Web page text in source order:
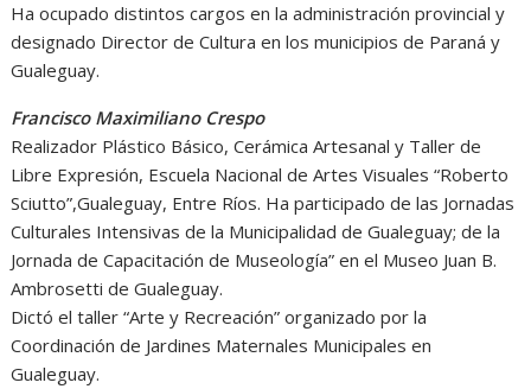
Ha ocupado distintos cargos en la administración provincial y
designado Director de Cultura en los municipios de Paraná y
Gualeguay.
Francisco Maximiliano Crespo
Realizador Plástico Básico, Cerámica Artesanal y Taller de
Libre Expresión, Escuela Nacional de Artes Visuales “Roberto
Sciutto”,Gualeguay, Entre Ríos. Ha participado de las Jornadas
Culturales Intensivas de la Municipalidad de Gualeguay; de la
Jornada de Capacitación de Museología” en el Museo Juan B.
Ambrosetti de Gualeguay.
Dictó el taller “Arte y Recreación” organizado por la
Coordinación de Jardines Maternales Municipales en
Gualeguay.